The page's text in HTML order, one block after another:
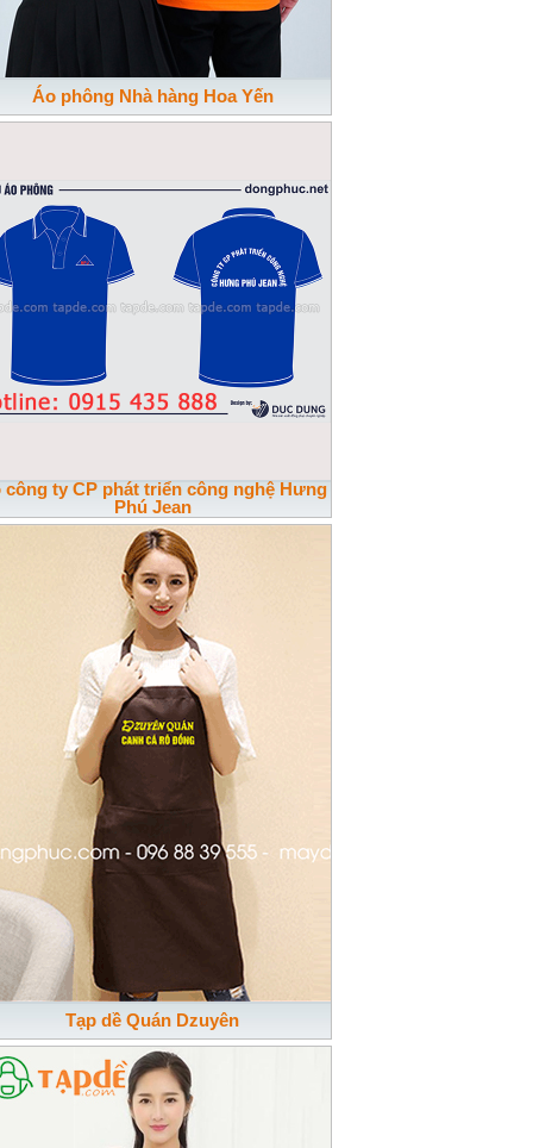
Áo phông Nhà hàng Hoa Yến
công ty CP phát triển công nghệ Hưng
Phú Jean
Tạp dề Quán Dzuyên